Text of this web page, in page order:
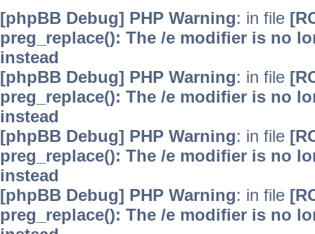
[phpBB Debug] PHP Warning: in file
preg_replace(): The /e modifier is no
instead
[phpBB Debug] PHP Warning: in file
preg_replace(): The /e modifier is no
instead
[phpBB Debug] PHP Warning: in file
preg_replace(): The /e modifier is no
instead
[phpBB Debug] PHP Warning: in file
preg_replace(): The /e modifier is no